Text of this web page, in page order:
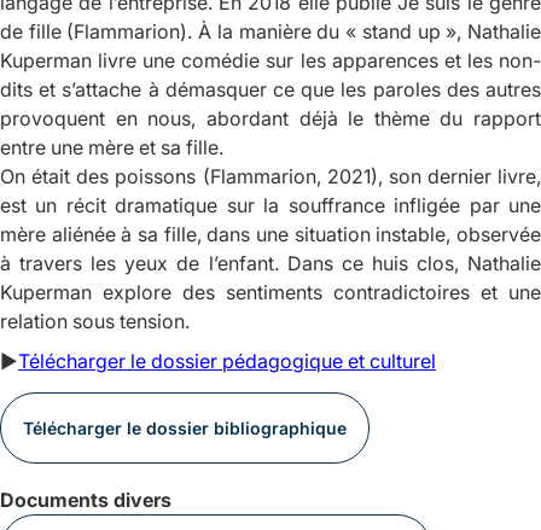
de fille(Flammarion). À la manière du « stand up », Nathalie
Kuperman livre une comédie sur les apparences et les non-
dits et s’attache à démasquer ce que les paroles des autres
provoquent en nous, abordant déjà le thème du rapport
entre une mère et sa fille.
On était des poissons (Flammarion, 2021), son dernier livre,
est un récit dramatique sur la souffrance infligée par une
mère aliénée à sa fille, dans une situation instable, observée
à travers les yeux de l’enfant. Dans ce huis clos, Nathalie
Kuperman explore des sentiments contradictoires et une
relation sous tension.
►Télécharger le dossier pédagogique et culturel
Télécharger le dossier bibliographique
Documents divers